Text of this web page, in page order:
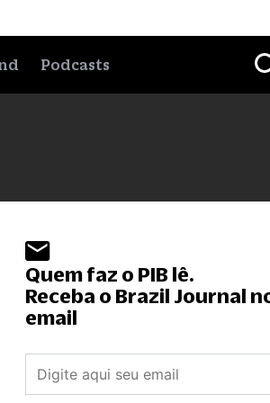
Podcasts
Quem faz o PIB lê.
Receba o Brazil Journal
email